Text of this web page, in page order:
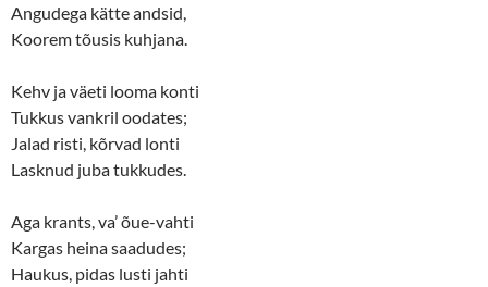
Angudega kätte andsid,
Koorem tõusis kuhjana.
Kehv ja väeti looma konti
Tukkus vankril oodates;
Jalad risti, kõrvad lonti
Lasknud juba tukkudes.
Aga krants, va’ õue-vahti
Kargas heina saadudes;
Haukus, pidas lusti jahti